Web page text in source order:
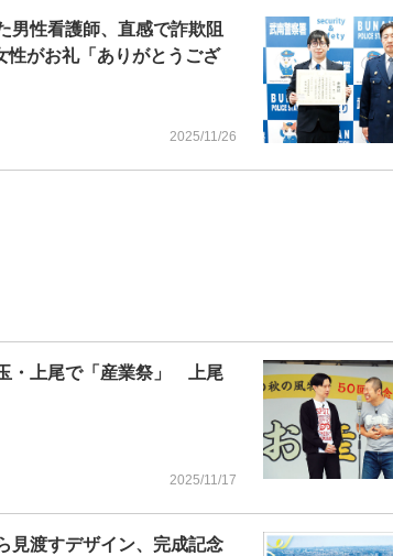
性看護師、直感で詐欺阻
がお礼「ありがとうござ
2025/11/26
・上尾で「産業祭」 上尾
2025/11/17
渡すデザイン、完成記念